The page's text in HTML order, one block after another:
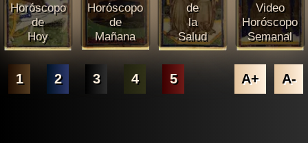
Horóscopo
de
Hoy
Horóscopo
de
Mañana
de
la
Salud
Video
Horóscopo
Semanal
1 2 3 4 5 A+ A-